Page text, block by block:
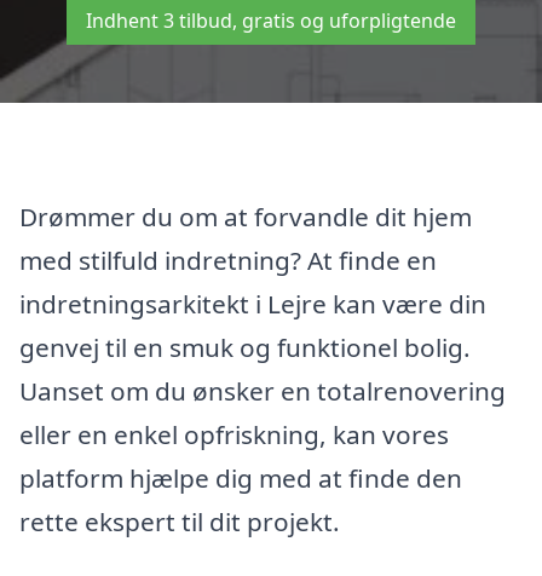
Indhent 3 tilbud, gratis og uforpligtende
Drømmer du om at forvandle dit hjem
med stilfuld indretning? At finde en
indretningsarkitekt i Lejre kan være din
genvej til en smuk og funktionel bolig.
Uanset om du ønsker en totalrenovering
eller en enkel opfriskning, kan vores
platform hjælpe dig med at finde den
rette ekspert til dit projekt.